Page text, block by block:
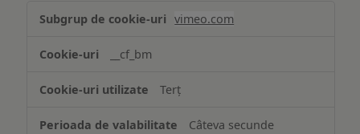
Asigurarea
funcționalităților
website-
ului
vimeo.com
__cf_bm
Terț
Câteva secunde